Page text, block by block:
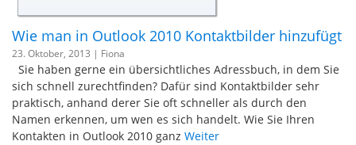
Wie man in Outlook 2010 Kontaktbilder hinzufügt
23. Oktober, 2013 | Fiona
Sie haben gerne ein übersichtliches Adressbuch, in dem Sie
sich schnell zurechtfinden? Dafür sind Kontaktbilder sehr
praktisch, anhand derer Sie oft schneller als durch den
Namen erkennen, um wen es sich handelt. Wie Sie Ihren
Kontakten in Outlook 2010 ganz Weiter